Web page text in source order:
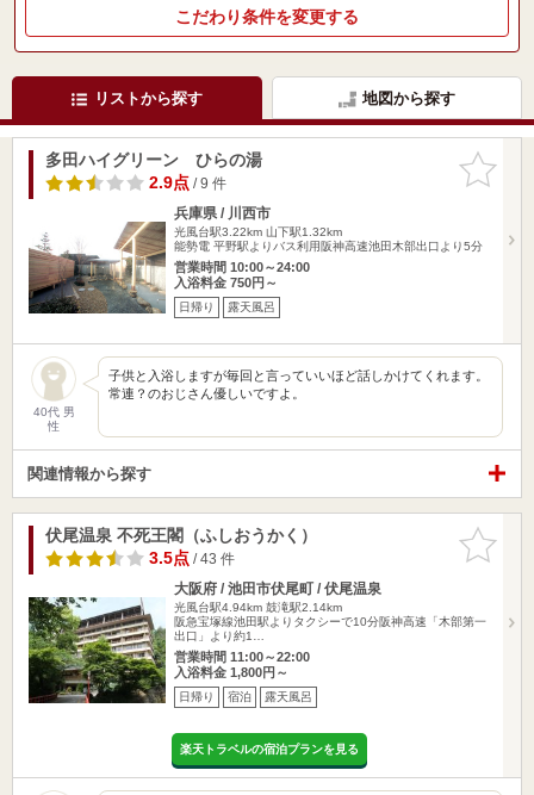
こだわり条件を変更する
リストから探す 地図から探す
お気に入
りに追加
多田ハイグリーン ひらの湯
2.9点/ 9 件
兵庫県 / 川西市
光風台駅3.22km 山下駅1.32km
能勢電 平野駅よりバス利用阪神高速池田木部出口より5分
営業時間 10:00～24:00
入浴料金 750円～
日帰り 露天風呂
40代 男
性
子供と入浴しますが毎回と言っていいほど話しかけてくれます。
常連？のおじさん優しいですよ。
関連情報から探す
お気に入
りに追加
伏尾温泉 不死王閣（ふしおうかく）
3.5点/ 43 件
大阪府 / 池田市伏尾町 / 伏尾温泉
光風台駅4.94km 鼓滝駅2.14km
阪急宝塚線池田駅よりタクシーで10分阪神高速「木部第一
出口」より約1…
営業時間 11:00～22:00
入浴料金 1,800円～
日帰り 宿泊 露天風呂
楽天トラベルの宿泊プランを見る